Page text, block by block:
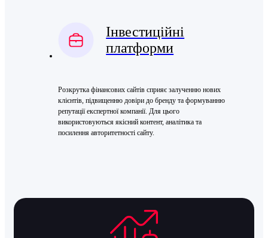
Інвестиційні
платформи
Розкрутка фінансових сайтів сприяє залученню нових
клієнтів, підвищенню довіри до бренду та формуванню
репутації експертної компанії. Для цього
використовуються якісний контент, аналітика та
посилення авторитетності сайту.